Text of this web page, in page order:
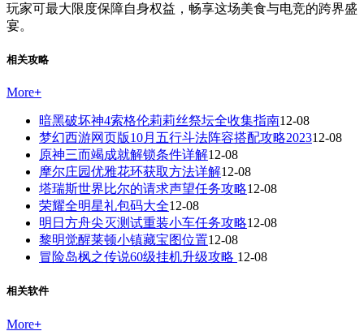
玩家可最大限度保障自身权益，畅享这场美食与电竞的跨界盛
宴。
相关攻略
More+
暗黑破坏神4索格伦莉莉丝祭坛全收集指南12-08
梦幻西游网页版10月五行斗法阵容搭配攻略202312-08
原神三而竭成就解锁条件详解12-08
摩尔庄园优雅花环获取方法详解12-08
塔瑞斯世界比尔的请求声望任务攻略12-08
荣耀全明星礼包码大全12-08
明日方舟尖灭测试重装小车任务攻略12-08
黎明觉醒莱顿小镇藏宝图位置12-08
冒险岛枫之传说60级挂机升级攻略 12-08
相关软件
More+